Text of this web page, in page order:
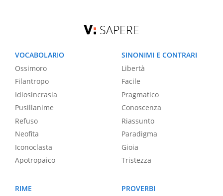
SAPERE
VOCABOLARIO
Ossimoro
Filantropo
Idiosincrasia
Pusillanime
Refuso
Neofita
Iconoclasta
Apotropaico
SINONIMI E CONTRARI
Libertà
Facile
Pragmatico
Conoscenza
Riassunto
Paradigma
Gioia
Tristezza
RIME
PROVERBI